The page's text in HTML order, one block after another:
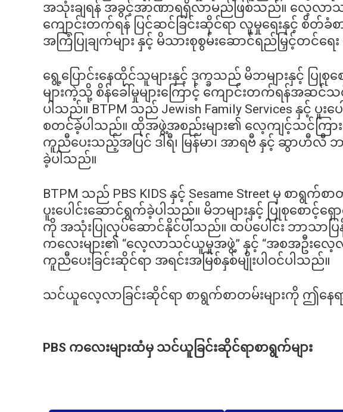
အသုံးချရန် အခွင့်အာဏာရရှိလာမည်ဖြစ်သည်။ လေ့
ကျောင်းတက်ရန် ပြင်ဆင်ခြင်းဆိုင်ရာ လူမှုရေးနှင့် စိတ်ခံစ
အကြံပြုချက်များ နှင့် မိသားစုစွမ်းဆောင်ရည်မြှင့်တင်ရ
ရွေ့ပြောင်းနေထိုင်သူများနှင့် ဒုက္ခသည် မိဘများနှင့် ပ
များကဲ့သို့ စိန်ခေါ်မှုများကြောင့် ကျောင်းတက်ရန်အဆင်
ပါသည်။ BTPM သည် Jewish Family Services နှ
စတင်ခဲ့ပါသည်။ ထိုအဖွဲ့အစည်းများ၏ လေ့ကျင့်သင်ကြားပ
ကူညီပေးသည့်အပြင် ဒါရီ၊ မြန်မာ၊ အာရဗီ နှင့် ဆွာဟီလီ
ခဲ့ပါသည်။
BTPM သည် PBS KIDS နှင့် Sesame Street မှ စာရွက်
ပူးပေါင်းဆောင်ရွက်ခဲ့ပါသည်။ မိဘများနှင့် ပြုစုစေ
ကို အသုံးပြုလုပ်ဆောင်နိုင်ပါသည်။ ထပ်ပေါင်း ဘာသာပြ
ကလေးများ၏ “လေ့လာသင်ယူမှုအဖွဲ့” နှင့် “အစအဦးလေ့
ကူညီပေးခြင်းဆိုင်ရာ အရင်းအမြစ်နှစ်မျိုးပါဝင်ပါသည်။
သင်ယူလေ့လာခြင်းဆိုင်ရာ စာရွက်စာတမ်းများကို ဤနေရ
PBS ကလေးများထံမှ သင်ယူခြင်းဆိုင်ရာစာရွက်များ